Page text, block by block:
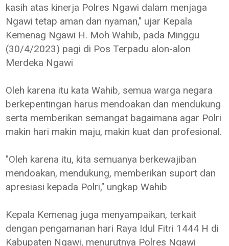
kasih atas kinerja Polres Ngawi dalam menjaga
Ngawi tetap aman dan nyaman," ujar Kepala
Kemenag Ngawi H. Moh Wahib, pada Minggu
(30/4/2023) pagi di Pos Terpadu alon-alon
Merdeka Ngawi
Oleh karena itu kata Wahib, semua warga negara
berkepentingan harus mendoakan dan mendukung
serta memberikan semangat bagaimana agar Polri
makin hari makin maju, makin kuat dan profesional.
"Oleh karena itu, kita semuanya berkewajiban
mendoakan, mendukung, memberikan suport dan
apresiasi kepada Polri," ungkap Wahib
Kepala Kemenag juga menyampaikan, terkait
dengan pengamanan hari Raya Idul Fitri 1444 H di
Kabupaten Ngawi, menurutnya Polres Ngawi